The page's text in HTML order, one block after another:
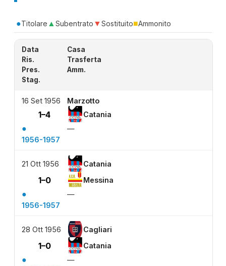
●Titolare ▲Subentrato ▼Sostituito■Ammonito
Data
Casa
Ris.
Trasferta
Pres.
Amm.
Stag.
16 Set 1956 Marzotto
1–4 Catania
●
—
1956-1957
21 Ott 1956 Catania
1–0 Messina
●
—
1956-1957
28 Ott 1956 Cagliari
1–0 Catania
●
—